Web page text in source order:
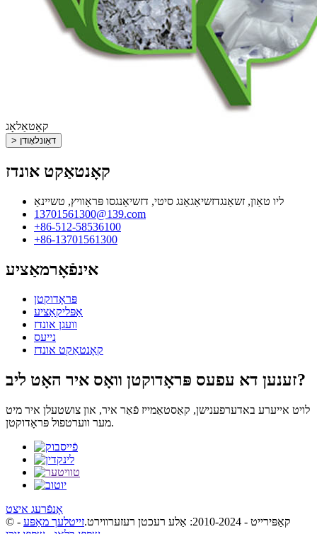
קאַטאַלאָג
> דאַונלאָודן
קאָנטאַקט אונדז
ליו טאַון, זשאַנגדזשיאַגאַנג סיטי, דזשיאַנגסו פּראָוויץ, טשיינאַ
13701561300@139.com
+86-512-58536100
+86-13701561300
אינפֿאָרמאַציע
פּראָדוקטן
אַפּליקאַציע
וועגן אונדז
נייעס
קאָנטאַקט אונדז
זענען דא עפעס פּראָדוקטן וואָס איר האָט ליב?
לויט אייערע באדערפענישן, קאַסטאַמייז פֿאַר איר, און צושטעלן איר מיט
מער ווערטפול פּראָדוקטן.
אָנפֿרעג איצט
© קאַפּירייט - 2010-2024: אַלע רעכטן רעזערווירט.
זייטלעך מאַפּע -